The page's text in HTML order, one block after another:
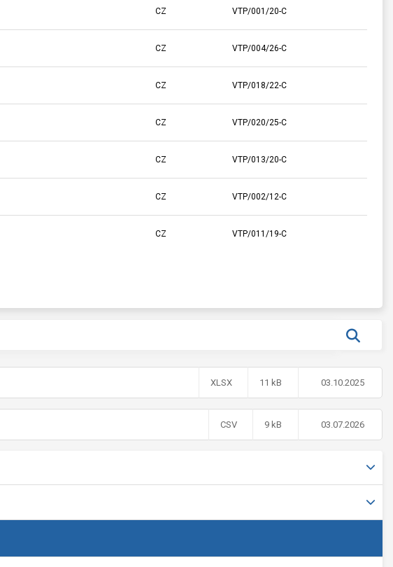
CZ VTP/001/20-C
CZ VTP/004/26-C
CZ VTP/018/22-C
CZ VTP/020/25-C
CZ VTP/013/20-C
CZ VTP/002/12-C
CZ VTP/011/19-C
XLSX 11 kB 03.10.2025
CSV 9 kB 03.07.2026